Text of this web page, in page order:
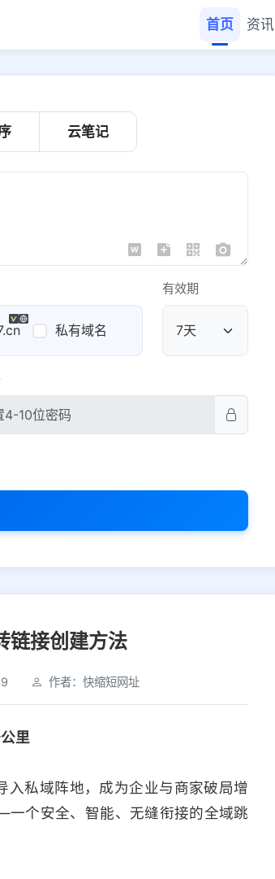
首页 资讯
云笔记
私有域名 公共域名
有效期
Android PC 其他
链接创建方法
作者：快缩短网址
里
私域阵地，成为企业与商家破局增
个安全、智能、无缝衔接的全域跳